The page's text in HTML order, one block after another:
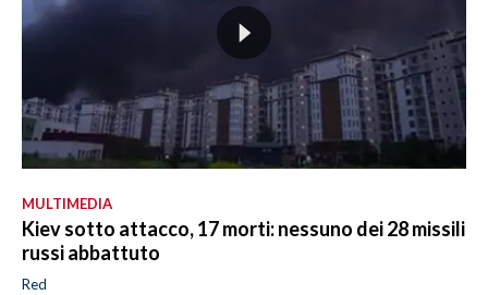
MULTIMEDIA
Kiev sotto attacco, 17 morti: nessuno dei 28 missili
russi abbattuto
Red